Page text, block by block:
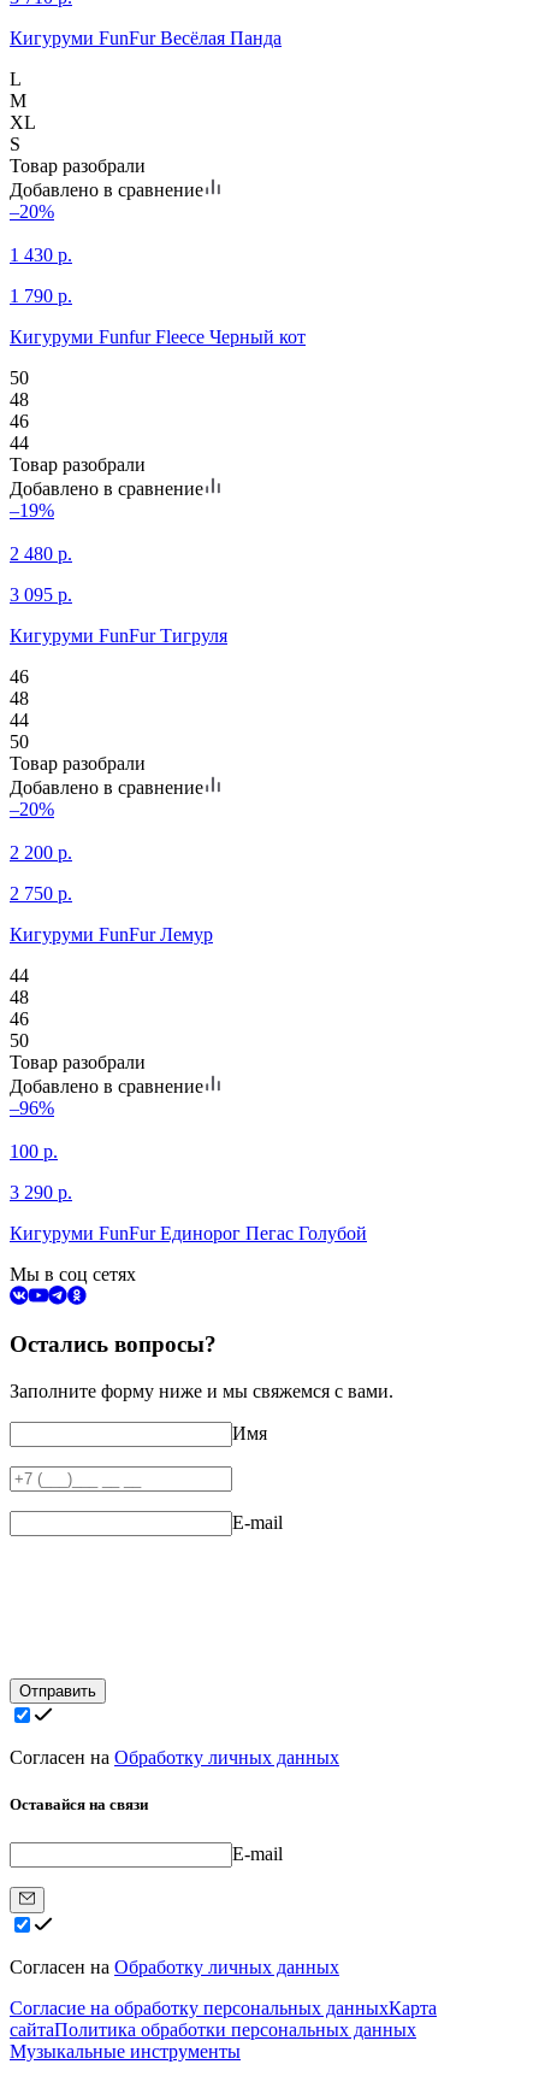
Кигуруми FunFur Весёлая Панда
L
M
XL
S
Товар разобрали
Добавлено в сравнение
–20%
1 430 р.
1 790 р.
Кигуруми Funfur Fleece Черный кот
50
48
46
44
Товар разобрали
Добавлено в сравнение
–19%
2 480 р.
3 095 р.
Кигуруми FunFur Тигруля
46
48
44
50
Товар разобрали
Добавлено в сравнение
–20%
2 200 р.
2 750 р.
Кигуруми FunFur Лемур
44
48
46
50
Товар разобрали
Добавлено в сравнение
–96%
100 р.
3 290 р.
Кигуруми FunFur Единорог Пегас Голубой
Мы в соц сетях
Остались вопросы?
Заполните форму ниже и мы свяжемся с вами.
Имя
E-mail
Отправить
Согласен на Обработку личных данных
Оставайся на связи
E-mail
Согласен на Обработку личных данных
Согласие на обработку персональных данныхКарта
сайтаПолитика обработки персональных данных
Музыкальные инструменты